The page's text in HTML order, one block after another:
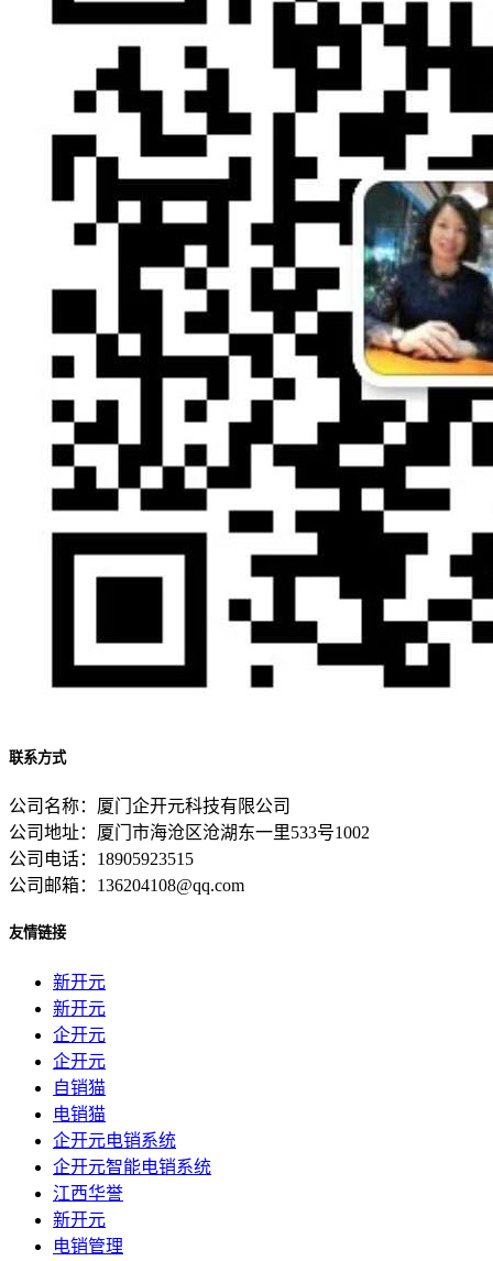
联系方式
公司名称：厦门企开元科技有限公司
公司地址：厦门市海沧区沧湖东一里533号1002
公司电话：18905923515
公司邮箱：136204108@qq.com
友情链接
新开元
新开元
企开元
企开元
自销猫
电销猫
企开元电销系统
企开元智能电销系统
江西华誉
新开元
电销管理